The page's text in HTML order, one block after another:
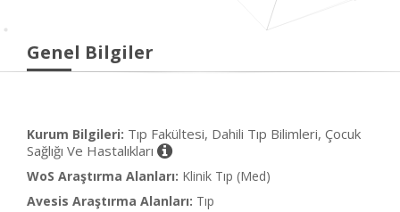
Genel Bilgiler
Kurum Bilgileri: Tıp Fakültesi, Dahili Tıp Bilimleri, Çocuk
Sağlığı Ve Hastalıkları
WoS Araştırma Alanları: Klinik Tıp (Med)
Avesis Araştırma Alanları: Tıp